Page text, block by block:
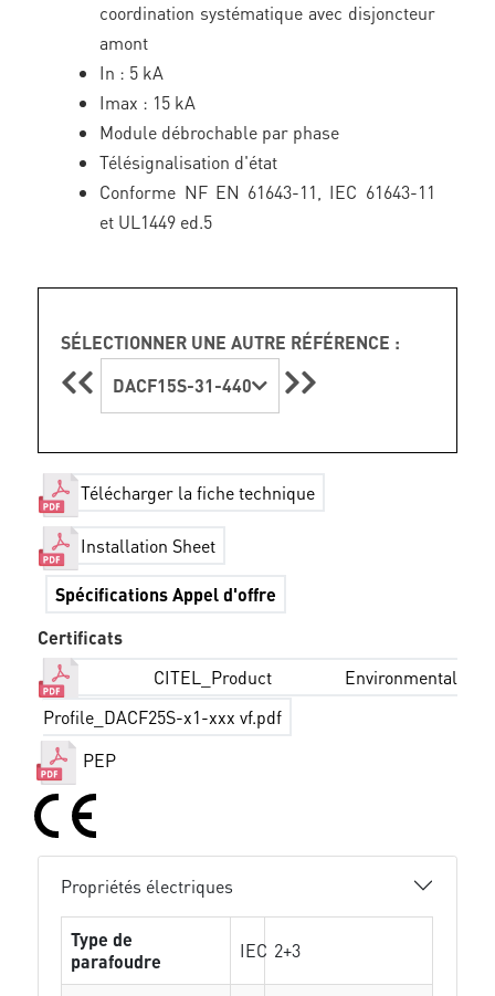
coordination systématique avec disjoncteur
amont
In : 5 kA
Imax : 15 kA
Module débrochable par phase
Télésignalisation d'état
Conforme NF EN 61643-11, IEC 61643-11
et UL1449 ed.5
SÉLECTIONNER UNE AUTRE RÉFÉRENCE :
DACF15S-31-440
Télécharger la fiche technique
Installation Sheet
Spécifications Appel d'offre
Certificats
CITEL_Product Environmental
Profile_DACF25S-x1-xxx vf.pdf
PEP
Propriétés électriques
Type de
parafoudre
IEC 2+3